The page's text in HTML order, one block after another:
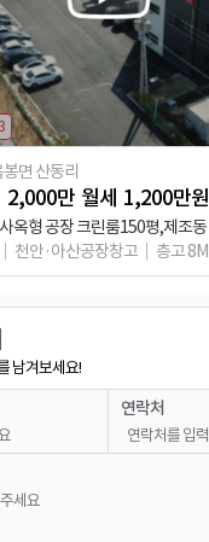
면 산동리
2,000만 월세 1,200만원
옥형 공장 크린룸150평,제조동
천안·아산공장창고 층고 8M
남겨보세요!
연락처
애견호텔할껀데 여기는 가능한가요?
려요
삼성전자 유지보수 하는 소규모 업체인데 혹시 공장으로 써도 가능 한지요
아직잇을까요?